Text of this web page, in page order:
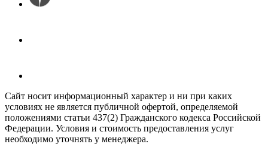
Сайт носит информационный характер и ни при каких
условиях не является публичной офертой, определяемой
положениями статьи 437(2) Гражданского кодекса Российской
Федерации. Условия и стоимость предоставления услуг
необходимо уточнять у менеджера.